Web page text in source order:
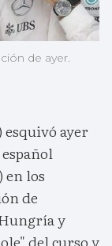
de ayer.
esquivó ayer
en los
de
y